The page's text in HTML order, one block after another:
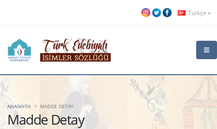
Türkçe
Madde Detay
ANASAYFA MADDE DETAY